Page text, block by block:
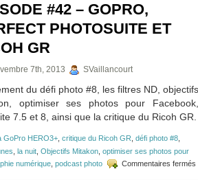
#42 – GOPRO,
PHOTOSUITE ET
GR
7th, 2013 SVaillancourt
du défi photo #8, les filtres ND, objectifs
optimiser ses photos pour Facebook,
7.5 et 8, ainsi que la critique du Ricoh GR.
GoPro HERO3+ critique du Ricoh GR défi photo #8
la nuit Objectifs Mitakon optimiser ses photos pour
numérique podcast photo Commentaires fermés